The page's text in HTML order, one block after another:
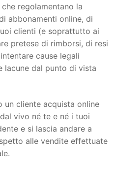
regolamentano la
abbonamenti online, di
clienti (e soprattutto ai
pretese di rimborsi, di resi
cause legali
lacune dal punto di vista
un cliente acquista online
vivo né te e né i tuoi
e si lascia andare a
alle vendite effettuate